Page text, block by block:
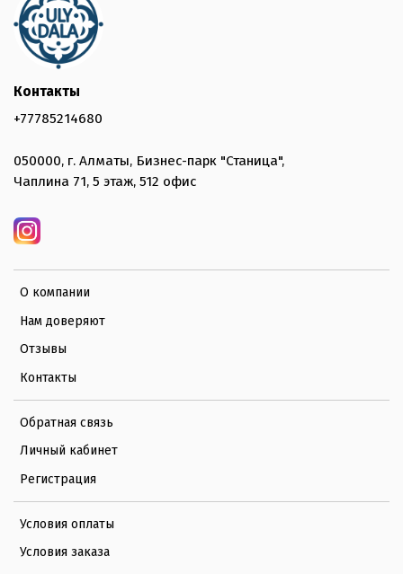
О компании
Нам доверяют
Отзывы
Контакты
Обратная связь
Личный кабинет
Регистрация
Условия оплаты
Условия заказа
Контакты
+77785214680
050000, г. Алматы, Бизнес-парк "Станица",
Чаплина 71, 5 этаж, 512 офис